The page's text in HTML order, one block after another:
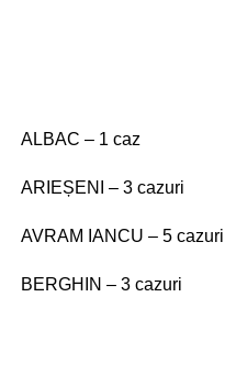
ALBAC – 1 caz
ARIEȘENI – 3 cazuri
AVRAM IANCU – 5 cazuri
BERGHIN – 3 cazuri